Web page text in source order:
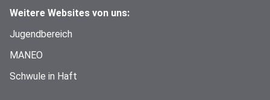
Weitere Websites von uns:
Jugendbereich
MANEO
Schwule in Haft